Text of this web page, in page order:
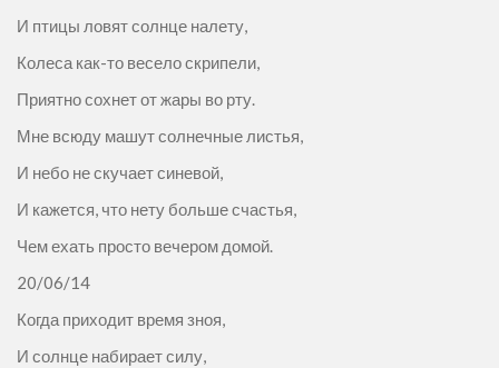
И птицы ловят солнце налету,
Колеса как-то весело скрипели,
Приятно сохнет от жары во рту.
Мне всюду машут солнечные листья,
И небо не скучает синевой,
И кажется, что нету больше счастья,
Чем ехать просто вечером домой.
20/06/14
Когда приходит время зноя,
И солнце набирает силу,